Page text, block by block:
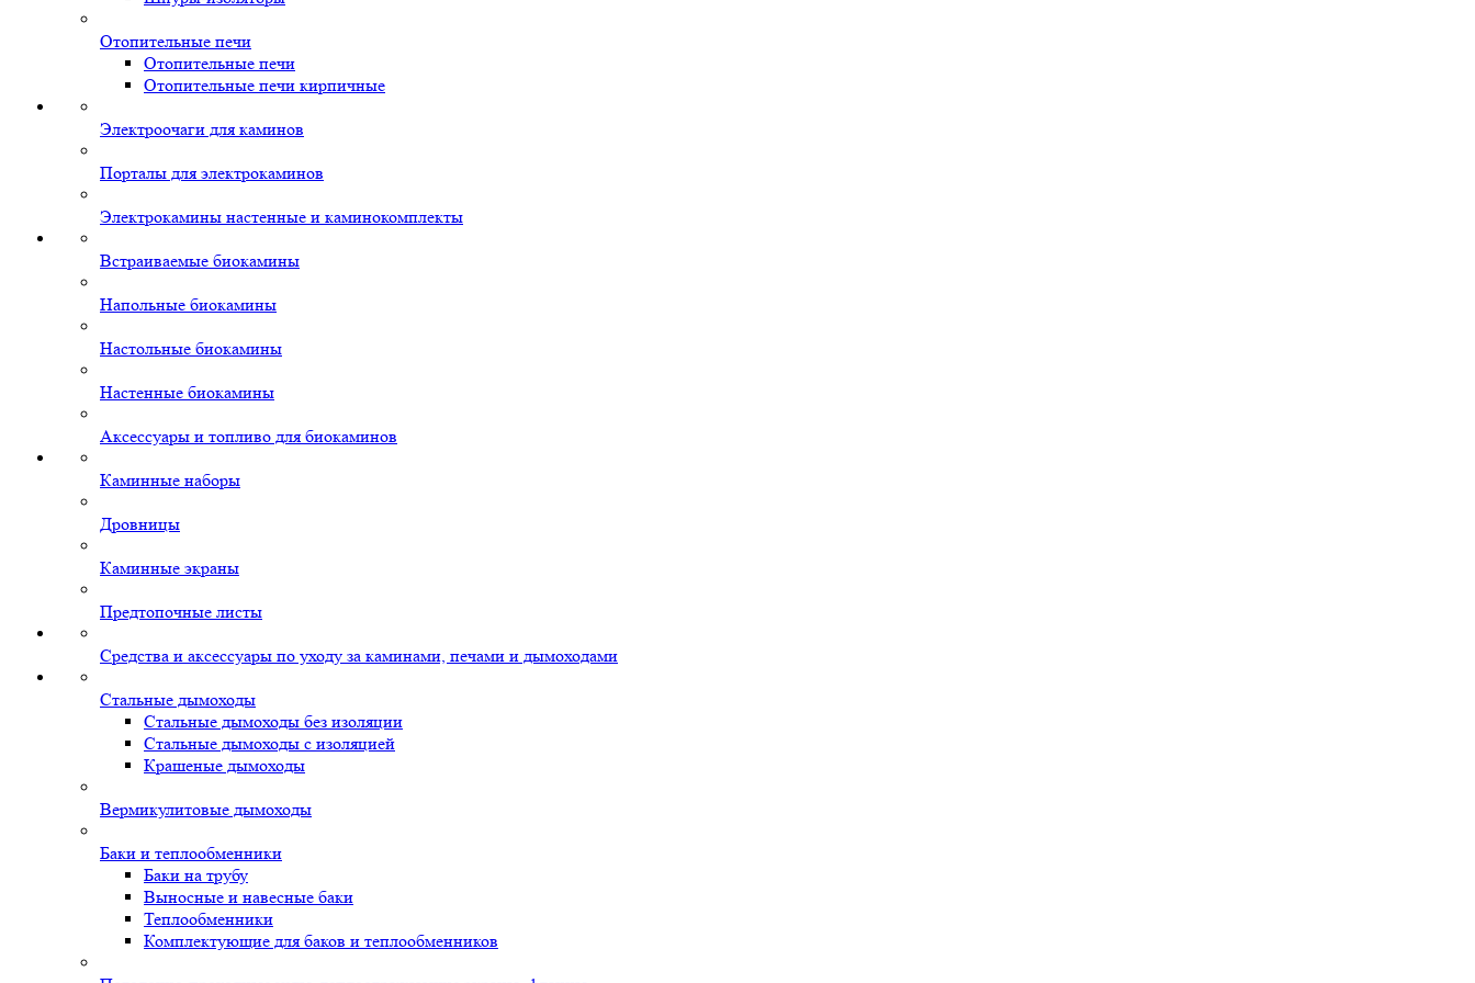
Отопительные печи
Отопительные печи
Отопительные печи кирпичные
Электроочаги для каминов
Порталы для электрокаминов
Электрокамины настенные и каминокомплекты
Встраиваемые биокамины
Напольные биокамины
Настольные биокамины
Настенные биокамины
Аксессуары и топливо для биокаминов
Каминные наборы
Дровницы
Каминные экраны
Предтопочные листы
Средства и аксессуары по уходу за каминами, печами и дымоходами
Стальные дымоходы
Стальные дымоходы без изоляции
Стальные дымоходы с изоляцией
Крашеные дымоходы
Вермикулитовые дымоходы
Баки и теплообменники
Баки на трубу
Выносные и навесные баки
Теплообменники
Комплектующие для баков и теплообменников